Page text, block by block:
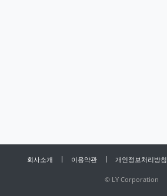
회사소개 이용약관 개인정보처리방침
© LY Corporation